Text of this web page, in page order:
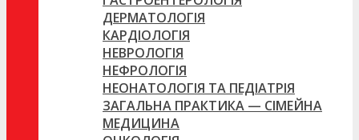
ДЕРМАТОЛОГІЯ
КАРДІОЛОГІЯ
НЕВРОЛОГІЯ
НЕФРОЛОГІЯ
НЕОНАТОЛОГІЯ ТА ПЕДІАТРІЯ
ЗАГАЛЬНА ПРАКТИКА — СІМЕЙНА
МЕДИЦИНА